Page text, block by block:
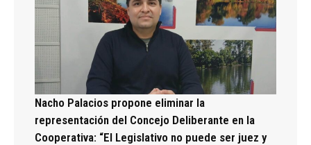
Nacho Palacios propone eliminar la
representación del Concejo Deliberante en la
Cooperativa: “El Legislativo no puede ser juez y